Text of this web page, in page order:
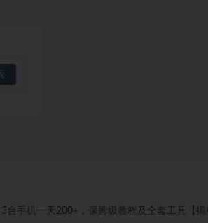
手机一天200+，保姆级教程及全套工具【揭